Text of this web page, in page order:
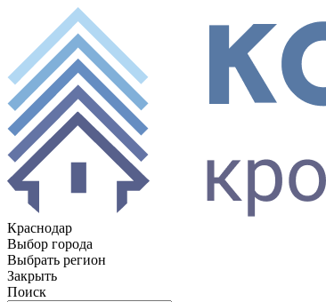
Краснодар
Выбор города
Выбрать регион
Закрыть
Поиск